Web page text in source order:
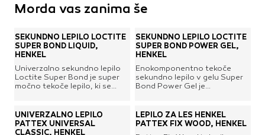
Morda vas zanima še
SEKUNDNO LEPILO LOCTITE
SUPER BOND LIQUID,
HENKEL
Univerzalno sekundno lepilo
Loctite Super Bond je super
močno tekoče lepilo, ki se
so porcelan, steklo, plastika,
guma, kovina, les, keramika,
usnje, tkanina, karton in papir.
SEKUNDNO LEPILO LOCTITE
SUPER BOND POWER GEL,
HENKEL
Enokomponentno tekoče
sekundno lepilo v gelu Super
Bond Power Gel je
guma, kovina, les, keramika,
usnja, tkanina, karton in papir.
Odlikuje se z visoko močjo in
UNIVERZALNO LEPILO
PATTEX UNIVERSAL
CLASSIC, HENKEL
LEPILO ZA LES HENKEL
PATTEX FIX WOOD, HENKEL